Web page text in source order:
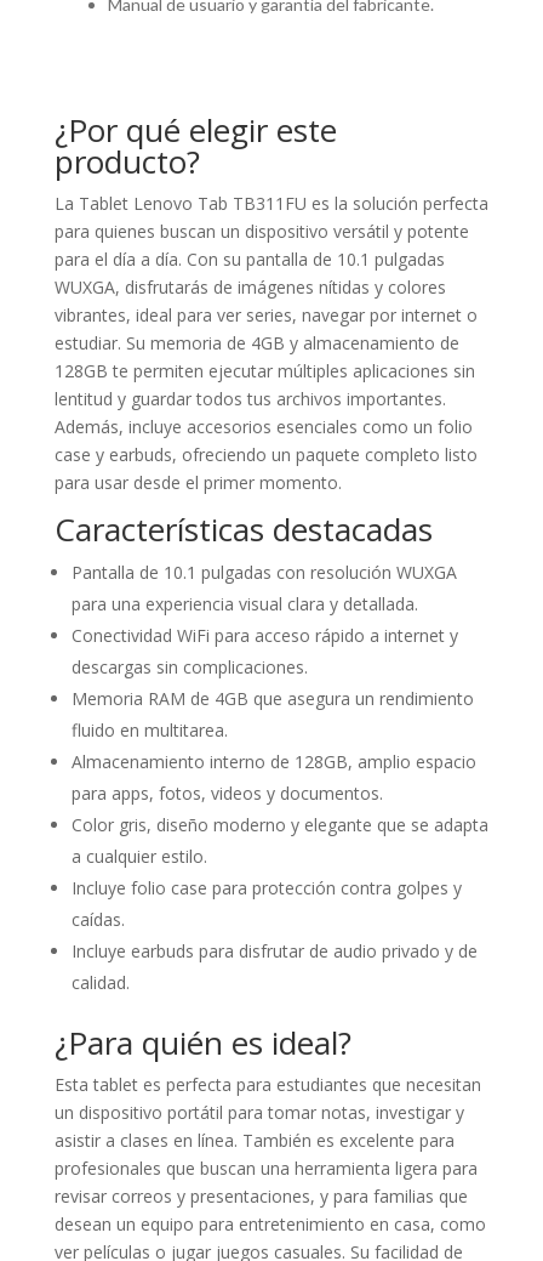
¿Por qué elegir este
producto?
La Tablet Lenovo Tab TB311FU es la solución perfecta
para quienes buscan un dispositivo versátil y potente
para el día a día. Con su pantalla de 10.1 pulgadas
WUXGA, disfrutarás de imágenes nítidas y colores
vibrantes, ideal para ver series, navegar por internet o
estudiar. Su memoria de 4GB y almacenamiento de
128GB te permiten ejecutar múltiples aplicaciones sin
lentitud y guardar todos tus archivos importantes.
Además, incluye accesorios esenciales como un folio
case y earbuds, ofreciendo un paquete completo listo
para usar desde el primer momento.
Características destacadas
Pantalla de 10.1 pulgadas con resolución WUXGA
para una experiencia visual clara y detallada.
Conectividad WiFi para acceso rápido a internet y
descargas sin complicaciones.
Memoria RAM de 4GB que asegura un rendimiento
fluido en multitarea.
Almacenamiento interno de 128GB, amplio espacio
para apps, fotos, videos y documentos.
Color gris, diseño moderno y elegante que se adapta
a cualquier estilo.
Incluye folio case para protección contra golpes y
caídas.
Incluye earbuds para disfrutar de audio privado y de
calidad.
¿Para quién es ideal?
Esta tablet es perfecta para estudiantes que necesitan
un dispositivo portátil para tomar notas, investigar y
asistir a clases en línea. También es excelente para
profesionales que buscan una herramienta ligera para
revisar correos y presentaciones, y para familias que
desean un equipo para entretenimiento en casa, como
ver películas o jugar juegos casuales. Su facilidad de